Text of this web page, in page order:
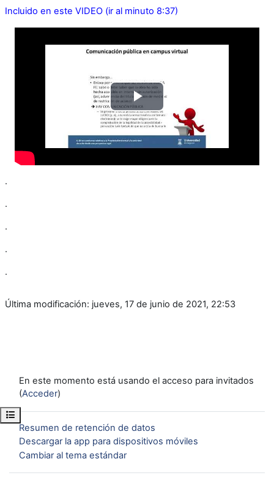
Abrir índice del curso
Incluido en este VIDEO (ir al minuto 8:37)
Reproducir
Vídeo
.
.
.
.
.
Última modificación: jueves, 17 de junio de 2021, 22:53
En este momento está usando el acceso para invitados
(Acceder)
Resumen de retención de datos
Descargar la app para dispositivos móviles
Cambiar al tema estándar